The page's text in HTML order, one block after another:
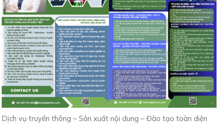
Dịch vụ truyền thông – Sản xuất nội dung – Đào tạo toàn diện